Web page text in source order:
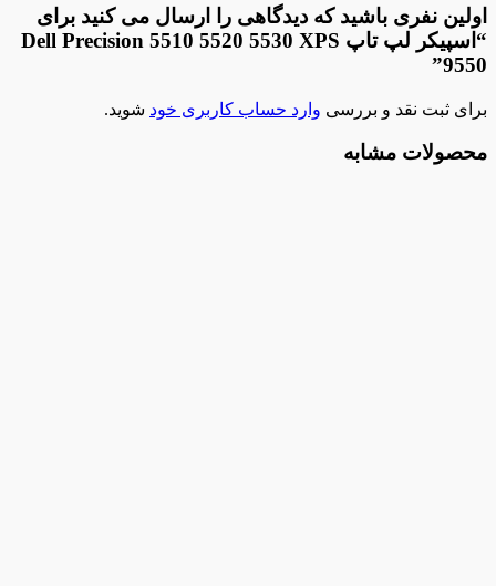
اولین نفری باشید که دیدگاهی را ارسال می کنید برای
“اسپیکر لپ تاپ Dell Precision 5510 5520 5530 XPS
9550”
برای ثبت نقد و بررسی وارد حساب کاربری خود شوید.
محصولات مشابه